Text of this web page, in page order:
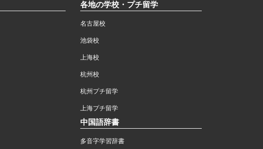
各地の学校・プチ留学
名古屋校
池袋校
上海校
杭州校
杭州プチ留学
上海プチ留学
中国語辞書
多音字学習辞書